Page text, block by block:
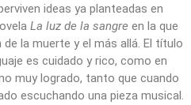
ideas ya planteadas en
La luz de la sangre en la que
la muerte y el más allá. El título
es cuidado y rico, como en
muy logrado, tanto que cuando
escuchando una pieza musical.